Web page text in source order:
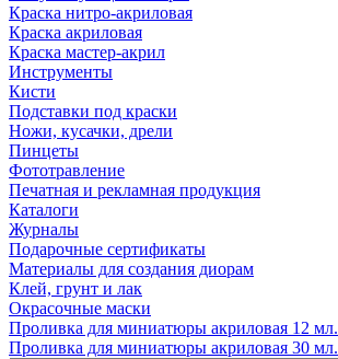
Краска нитро-акриловая
Краска акриловая
Краска мастер-акрил
Инструменты
Кисти
Подставки под краски
Ножи, кусачки, дрели
Пинцеты
Фототравление
Печатная и рекламная продукция
Каталоги
Журналы
Подарочные сертификаты
Материалы для создания диорам
Клей, грунт и лак
Окрасочные маски
Проливка для миниатюры акриловая 12 мл.
Проливка для миниатюры акриловая 30 мл.